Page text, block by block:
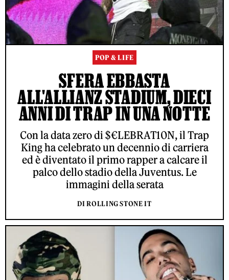
POP & LIFE
SFERA EBBASTA
ALL'ALLIANZ STADIUM, DIECI
ANNI DI TRAP IN UNA NOTTE
Con la data zero di $€LEBRAT10N, il Trap
King ha celebrato un decennio di carriera
ed è diventato il primo rapper a calcare il
palco dello stadio della Juventus. Le
immagini della serata
DI ROLLING STONE IT